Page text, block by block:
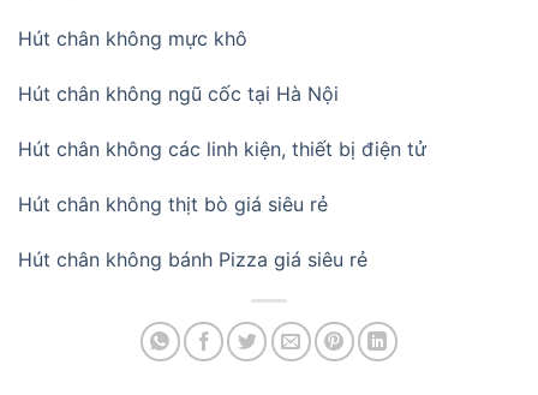
Hút chân không mực khô
Hút chân không ngũ cốc tại Hà Nội
Hút chân không các linh kiện, thiết bị điện tử
Hút chân không thịt bò giá siêu rẻ
Hút chân không bánh Pizza giá siêu rẻ